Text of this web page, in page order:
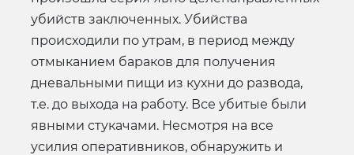
убийств заключенных. Убийства
происходили по утрам, в период между
отмыканием бараков для получения
дневальными пищи из кухни до развода,
т.е. до выхода на работу. Все убитые были
явными стукачами. Несмотря на все
усилия оперативников, обнаружить и